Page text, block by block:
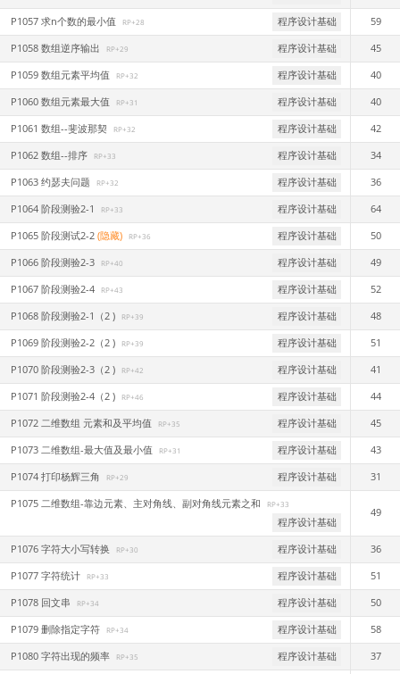
P1057 求n个数的最小值 RP+28 程序设计基础 59
P1058 数组逆序输出 RP+29 程序设计基础 45
P1059 数组元素平均值 RP+32 程序设计基础 40
P1060 数组元素最大值 RP+31 程序设计基础 40
P1061 数组--斐波那契 RP+32 程序设计基础 42
P1062 数组--排序 RP+33 程序设计基础 34
P1063 约瑟夫问题 RP+32 程序设计基础 36
P1064 阶段测验2-1 RP+33 程序设计基础 64
P1065 阶段测试2-2(隐藏) RP+36 程序设计基础 50
P1066 阶段测验2-3 RP+40 程序设计基础 49
P1067 阶段测验2-4 RP+43 程序设计基础 52
P1068 阶段测验2-1（2 ) RP+39 程序设计基础 48
P1069 阶段测验2-2（2 ) RP+39 程序设计基础 51
P1070 阶段测验2-3（2 ) RP+42 程序设计基础 41
P1071 阶段测验2-4（2 ) RP+46 程序设计基础 44
P1072 二维数组 元素和及平均值 RP+35 程序设计基础 45
P1073 二维数组-最大值及最小值 RP+31 程序设计基础 43
P1074 打印杨辉三角 RP+29 程序设计基础 31
P1075 二维数组-靠边元素、主对角线、副对角线元素之和 RP+33
程序设计基础
49
P1076 字符大小写转换 RP+30 程序设计基础 36
P1077 字符统计 RP+33 程序设计基础 51
P1078 回文串 RP+34 程序设计基础 50
P1079 删除指定字符 RP+34 程序设计基础 58
P1080 字符出现的频率 RP+35 程序设计基础 37